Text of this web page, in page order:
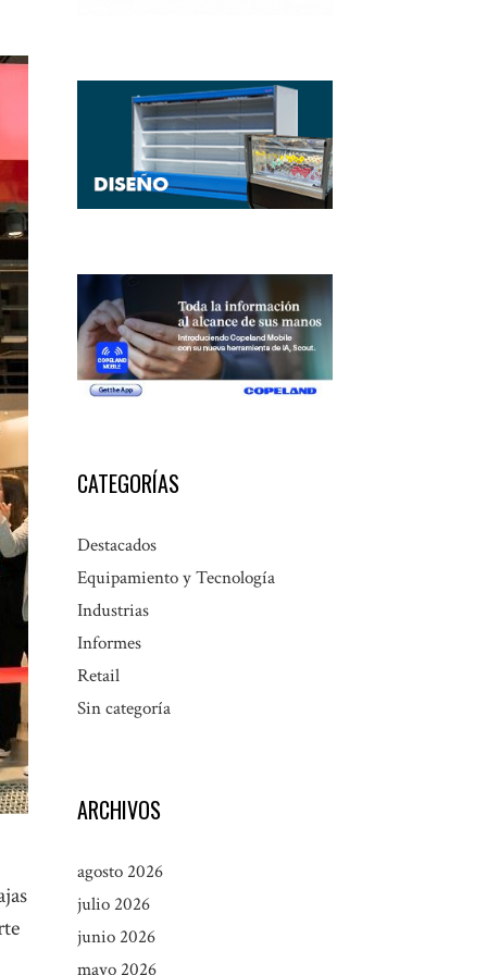
CATEGORÍAS
Destacados
Equipamiento y Tecnología
Industrias
Informes
Retail
Sin categoría
ARCHIVOS
agosto 2026
julio 2026
junio 2026
mayo 2026